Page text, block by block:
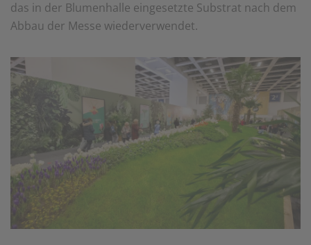
das in der Blumenhalle eingesetzte Substrat nach dem
Abbau der Messe wiederverwendet.